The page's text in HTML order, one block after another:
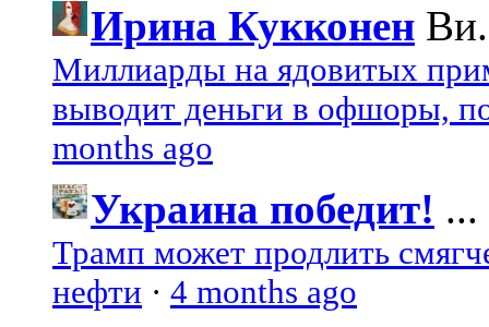
Ирина Кукконен
Миллиарды на ядовитых
выводит деньги в офшоры,
months ago
Украина победит! ...
Трамп может продлить
нефти · 4 months ago